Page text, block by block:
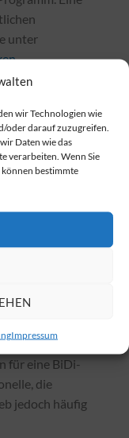
wir Technologien wie
oder darauf zuzugreifen.
Daten wie das
verarbeiten. Wenn Sie
bestimmte
Impressum
unter
.
Wallboxen
Fachhändlern vor
In der Regel
Sie
Seite kaufen:
Wallbox
die Entfernung
Im
für eine BiDi-
die
jedoch häufig